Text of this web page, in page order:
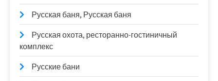
Русская баня, Русская баня
Русская охота, ресторанно-гостиничный
комплекс
Русские бани